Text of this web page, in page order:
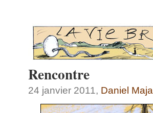
Rencontre
24 janvier 2011, Daniel Maja